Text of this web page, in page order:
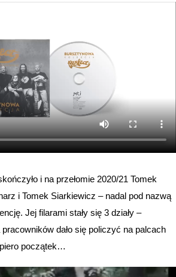
i na przełomie 2020/21 Tomek
i Tomek Siarkiewicz – nadal pod nazwą
Jej filarami stały się 3 działy –
dało się policzyć na palcach
początek…